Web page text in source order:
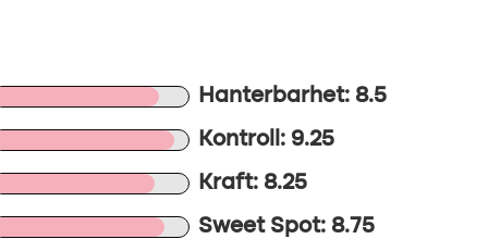
Hanterbarhet: 8.5
Kontroll: 9.25
Kraft: 8.25
Sweet Spot: 8.75